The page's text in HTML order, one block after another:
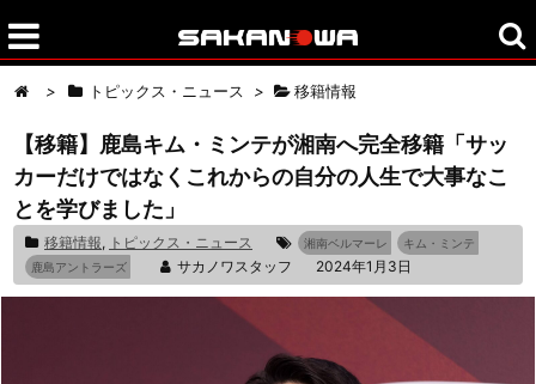
> トピックス・ニュース > 移籍情報
【移籍】鹿島キム・ミンテが湘南へ完全移籍「サッ
カーだけではなくこれからの自分の人生で大事なこ
とを学びました」
移籍情報, トピックス・ニュース 湘南ベルマーレ
キム・ミンテ
鹿島アントラーズ
サカノワスタッフ 2024年1月3日